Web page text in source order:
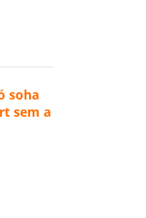
soha
sem a